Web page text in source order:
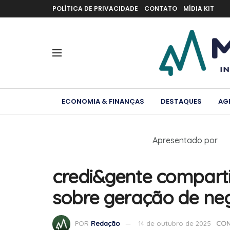
POLÍTICA DE PRIVACIDADE CONTATO MÍDIA KIT
ECONOMIA & FINANÇAS DESTAQUES
Apresentado por
credi&gente
sobre geração de
POR Redação 14 de outubro de 2025